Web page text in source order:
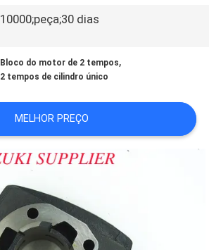
10000;peça;30 dias
Bloco do motor de 2 tempos,
2 tempos de cilindro único
MELHOR PREÇO